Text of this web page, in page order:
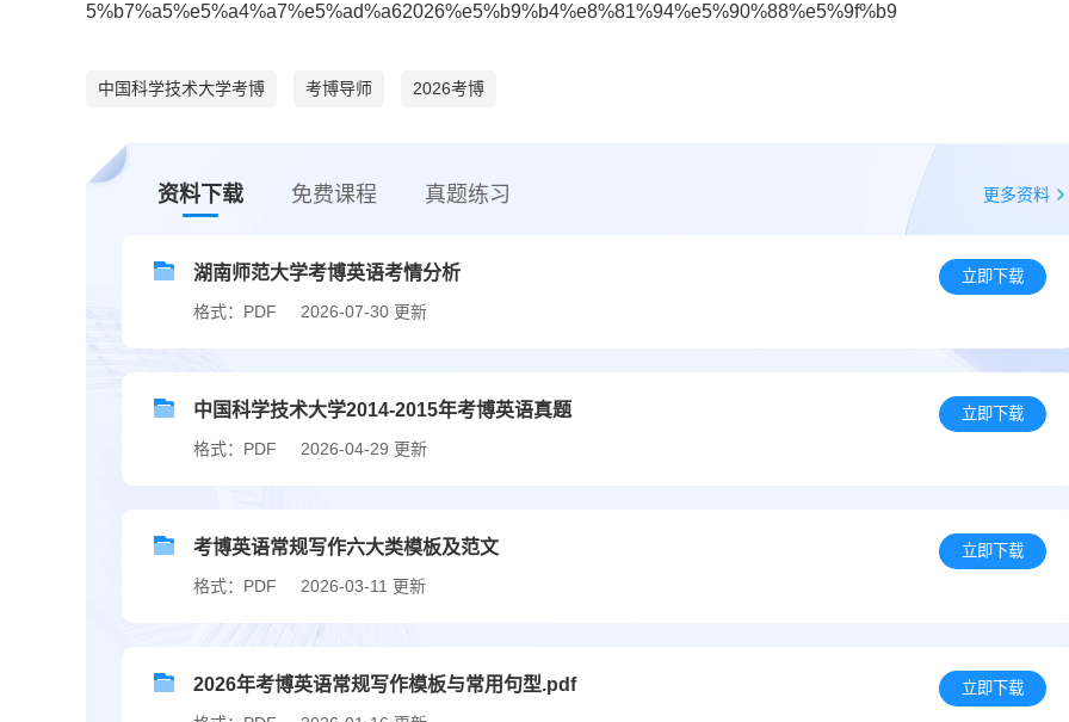
5%b7%a5%e5%a4%a7%e5%ad%a62026%e5%b9%b4%e8%81%94%e5%90%88%e5%9f%b9
中国科学技术大学考博 考博导师 2026考博
资料下载 免费课程 真题练习 更多资料
湖南师范大学考博英语考情分析
格式：PDF 2026-07-30 更新
立即下载
中国科学技术大学2014-2015年考博英语真题
格式：PDF 2026-04-29 更新
立即下载
考博英语常规写作六大类模板及范文
格式：PDF 2026-03-11 更新
立即下载
2026年考博英语常规写作模板与常用句型.pdf 立即下载